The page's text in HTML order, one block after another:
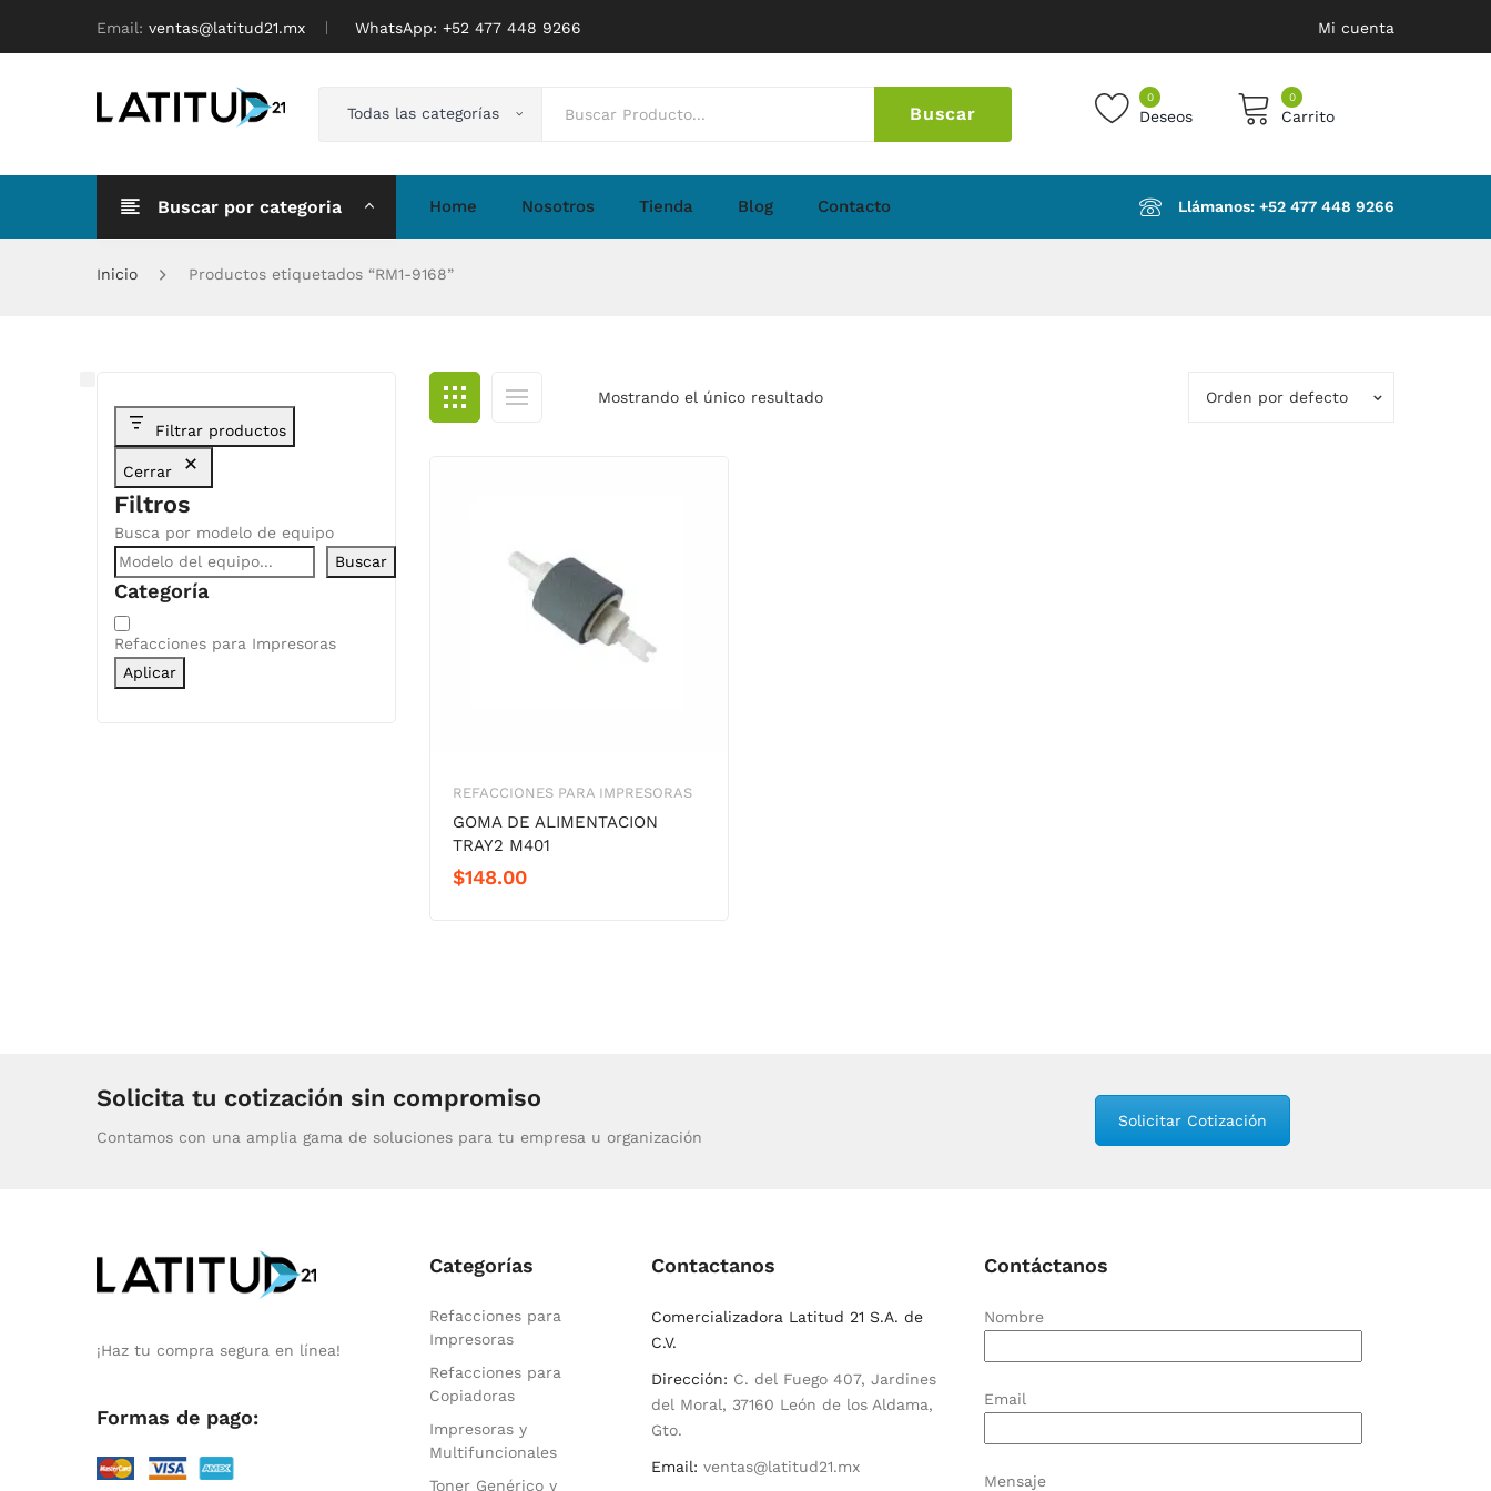
Email: ventas@latitud21.mx WhatsApp: ‪+52 477 448 9266 Mi cuenta
Todas las categorías Buscar
0
Deseos
0
Carrito
No products in the cart.
Buscar por categoria Home Nosotros Tienda Blog Contacto Llámanos: ‪+52 477 448 9266‬
Inicio Productos etiquetados “RM1-9168”
Mostrando el único resultado Orden por defecto
REFACCIONES PARA IMPRESORAS
GOMA DE ALIMENTACION
TRAY2 M401
$148.00
Filtrar productos
Cerrar
Filtros
Busca por modelo de equipo
Buscar
Categoría
Categoría
Refacciones para Impresoras
Aplicar
Solicita tu cotización sin compromiso
Contamos con una amplia gama de soluciones para tu empresa u organización
Solicitar Cotización
¡Haz tu compra segura en línea!
Formas de pago:
Categorías
Refacciones para
Impresoras
Refacciones para
Copiadoras
Impresoras y
Multifuncionales
Toner Genérico y
Contactanos
Comercializadora Latitud 21 S.A. de
C.V.
Dirección: C. del Fuego 407, Jardines
del Moral, 37160 León de los Aldama,
Gto.
Email: ventas@latitud21.mx
Contáctanos
Nombre
Email
Mensaje